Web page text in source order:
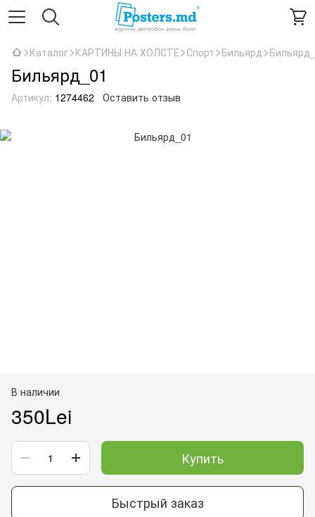
Каталог КАРТИНЫ НА ХОЛСТЕ Спорт Бильярд
Бильярд_01
Артикул: 1274462 Оставить отзыв
В наличии
350Lei
Купить
Быстрый заказ